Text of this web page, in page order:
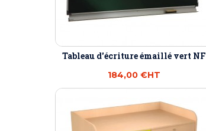
Tableau d'écriture émaillé vert NF
184,00 €HT